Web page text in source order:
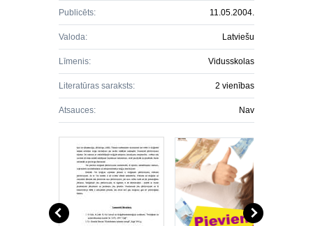
Publicēts: 11.05.2004.
Valoda: Latviešu
Līmenis: Vidusskolas
Literatūras saraksts: 2 vienības
Atsauces: Nav